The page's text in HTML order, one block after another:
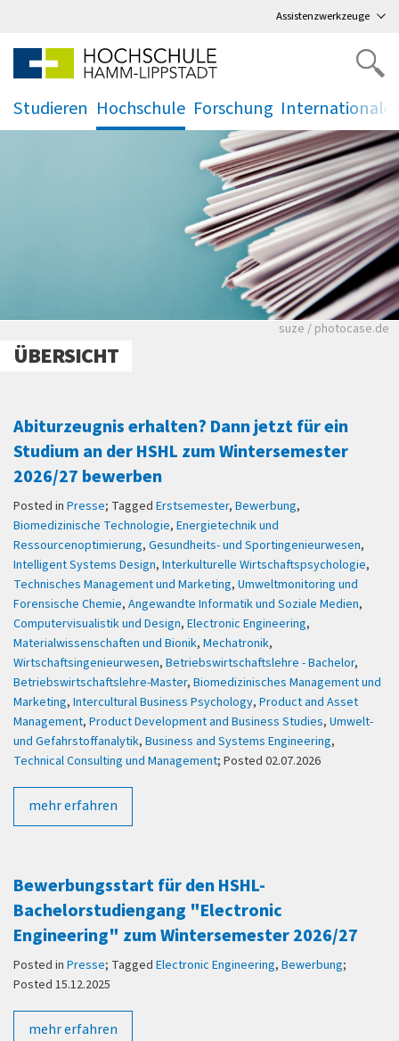
Assistenzwerkzeuge
Studieren
.
Hochschule
.
Forschung
. .
Viele Zeitungen.
suze / photocase.de
ÜBERSICHT
Abiturzeugnis erhalten? Dann jetzt für ein
Studium an der HSHL zum Wintersemester
2026/27 bewerben
Posted in Presse; Tagged Erstsemester, Bewerbung,
Biomedizinische Technologie, Energietechnik und
Ressourcenoptimierung, Gesundheits- und Sportingenieurwesen,
Intelligent Systems Design, Interkulturelle Wirtschaftspsychologie,
Technisches Management und Marketing, Umweltmonitoring und
Forensische Chemie, Angewandte Informatik und Soziale Medien,
Computervisualistik und Design, Electronic Engineering,
Materialwissenschaften und Bionik, Mechatronik,
Wirtschaftsingenieurwesen, Betriebswirtschaftslehre - Bachelor,
Betriebswirtschaftslehre-Master, Biomedizinisches Management und
Marketing, Intercultural Business Psychology, Product and Asset
Management, Product Development and Business Studies, Umwelt-
und Gefahrstoffanalytik, Business and Systems Engineering,
Technical Consulting und Management; Posted 02.07.2026
mehr erfahren
Bewerbungsstart für den HSHL-
Bachelorstudiengang "Electronic
Engineering" zum Wintersemester 2026/27
Posted in Presse; Tagged Electronic Engineering, Bewerbung;
Posted 15.12.2025
mehr erfahren